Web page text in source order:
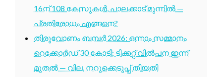
16ന് 108 കേസുകൾ, പാലക്കാട് മുന്നിൽ —
പ്രതിരോധം എങ്ങനെ?
തിരുവോണം ബമ്പർ 2026: ഒന്നാം സമ്മാനം
റെക്കോർഡ് 30 കോടി; ടിക്കറ്റ് വിൽപന ഇന്ന്
മുതൽ — വില, നറുക്കെടുപ്പ് തീയതി